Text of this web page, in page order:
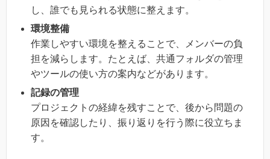
し、誰でも見られる状態に整えます。
環境整備
作業しやすい環境を整えることで、メンバーの負
担を減らします。たとえば、共通フォルダの管理
やツールの使い方の案内などがあります。
記録の管理
プロジェクトの経緯を残すことで、後から問題の
原因を確認したり、振り返りを行う際に役立ちま
す。